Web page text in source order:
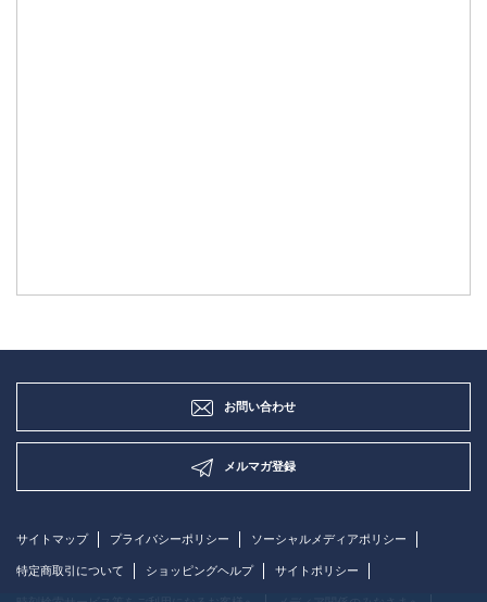
お問い合わせ
メルマガ登録
サイトマップ プライバシーポリシー ソーシャルメディアポリシー
特定商取引について ショッピングヘルプ サイトポリシー